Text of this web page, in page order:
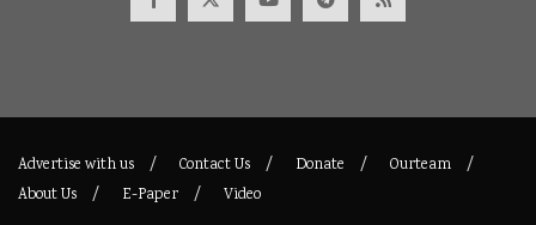
Advertise with us Contact Us Donate
Ourteam
About Us
E-Paper Video